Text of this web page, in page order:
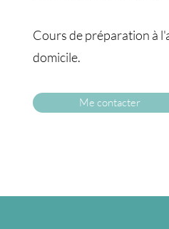
Cours de préparation à
domicile.
Me contacter